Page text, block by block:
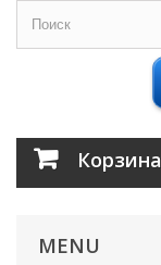
Корзина
MENU
Оформление
После оформления